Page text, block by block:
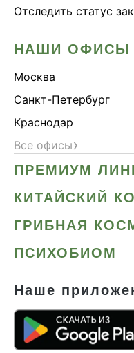
Отследить статус
НАШИ ОФИСЫ
Москва
Санкт-Петербург
Краснодар
Все офисы›
ПРЕМИУМ
КИТАЙСКИЙ
ГРИБНАЯ
ПСИХОБИОМ
Наше